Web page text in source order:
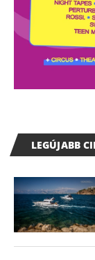
LEGÚJABB